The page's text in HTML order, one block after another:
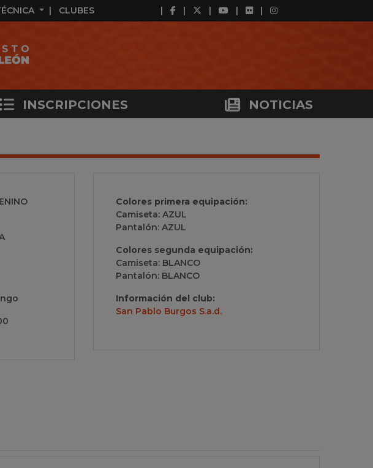
CLUBES
INSCRIPCIONES NOTICIAS
Colores primera equipación:
Camiseta: AZUL
Pantalón: AZUL
Colores segunda equipación:
Camiseta: BLANCO
Pantalón: BLANCO
Información del club:
San Pablo Burgos S.a.d.